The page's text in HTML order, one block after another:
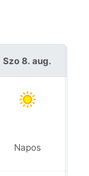
Szo 8. aug.
Napos